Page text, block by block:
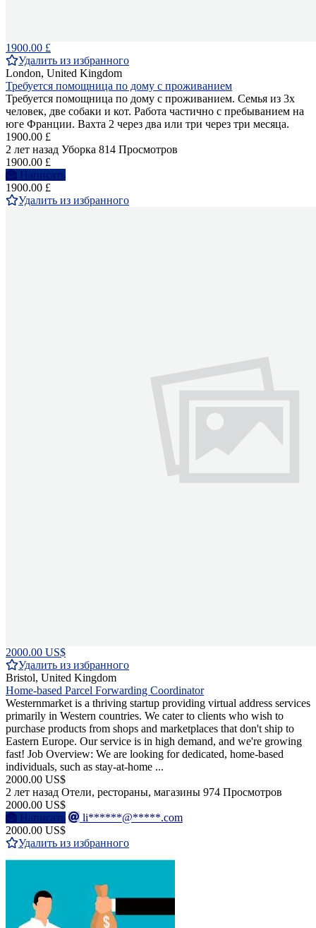
1900.00 £
Удалить из избранного
London, United Kingdom
Требуется помощница по дому с проживанием
Требуется помощница по дому с проживанием. Семья из 3х
человек, две собаки и кот. Работа частично с пребыванием на
юге Франции. Вахта 2 через два или три через три месяца.
1900.00 £
2 лет назад Уборка 814 Просмотров
1900.00 £
Написать
1900.00 £
Удалить из избранного
2000.00 US$
Удалить из избранного
Bristol, United Kingdom
Home-based Parcel Forwarding Coordinator
Westernmarket is a thriving startup providing virtual address services
primarily in Western countries. We cater to clients who wish to
purchase products from shops and marketplaces that don't ship to
Eastern Europe. Our service is in high demand, and we're growing
fast! Job Overview: We are looking for dedicated, home-based
individuals, such as stay-at-home ...
2000.00 US$
2 лет назад Отели, рестораны, магазины 974 Просмотров
2000.00 US$
Написать
li******@*****.com
2000.00 US$
Удалить из избранного